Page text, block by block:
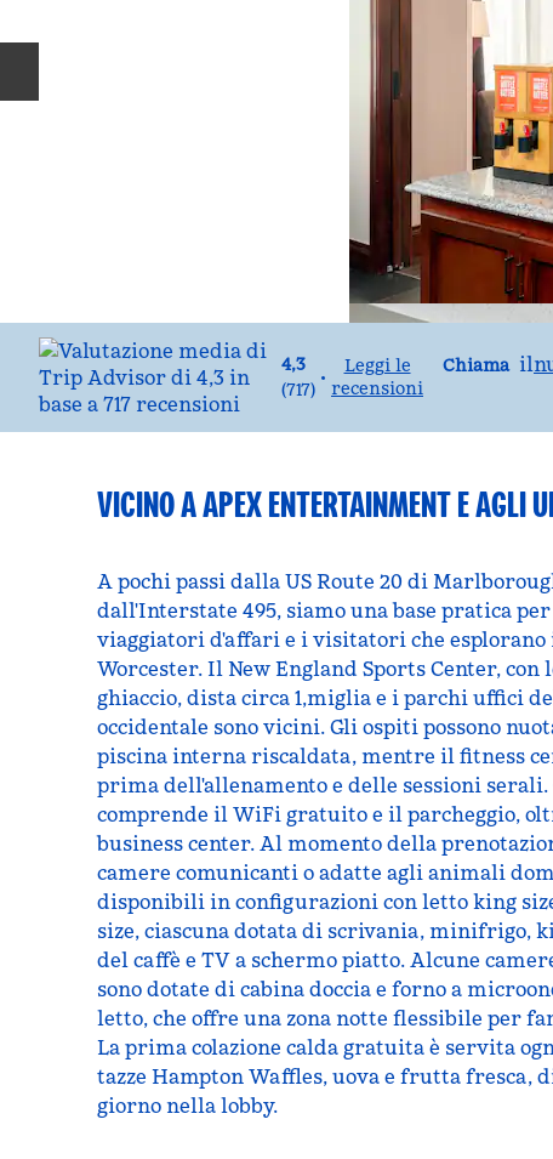
4,3
(717)
•
Leggi le
recensioni
Chiama
Chiama il
VICINO A APEX ENTERTAINMENT E AGLI
A pochi passi dalla US Route 20 di
dall'Interstate 495, siamo una base pratica
viaggiatori d'affari e i visitatori che
Worcester. Il New England Sports Center, con
ghiaccio, dista circa 1,miglia e i parchi uffici
occidentale sono vicini. Gli ospiti possono
piscina interna riscaldata, mentre il fitness
prima dell'allenamento e delle sessioni serali.
comprende il WiFi gratuito e il parcheggio,
business center. Al momento della
camere comunicanti o adatte agli animali
disponibili in configurazioni con letto king
size, ciascuna dotata di scrivania, minifrigo,
del caffè e TV a schermo piatto. Alcune
sono dotate di cabina doccia e forno a
letto, che offre una zona notte flessibile per
La prima colazione calda gratuita è servita
tazze Hampton Waffles, uova e frutta
giorno nella lobby.